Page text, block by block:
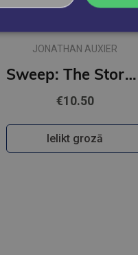
JONATHAN AUXIER
Sweep: The Story of a Girl and Her Monster
€10.50
Ielikt grozā